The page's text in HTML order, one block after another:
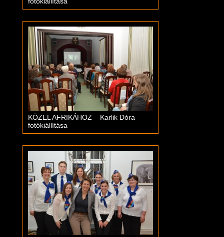
KÖZEL AFRIKÁHOZ – Karlik Dóra
fotókiállítása